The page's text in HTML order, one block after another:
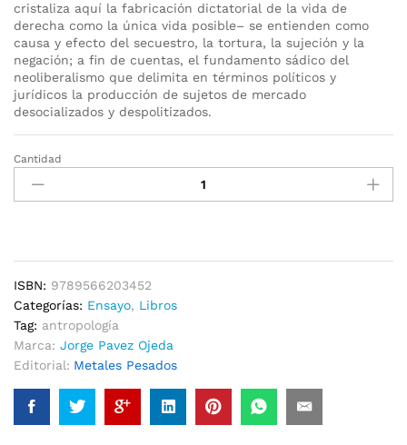
cristaliza aquí la fabricación dictatorial de la vida de
derecha como la única vida posible– se entienden como
causa y efecto del secuestro, la tortura, la sujeción y la
negación; a fin de cuentas, el fundamento sádico del
neoliberalismo que delimita en términos políticos y
jurídicos la producción de sujetos de mercado
desocializados y despolitizados.
Imbunches
la
fundamento
sádico
de
la
dominación
neoliberal
Cantidad
ISBN: 9789566203452
Categorías: Ensayo, Libros
Tag: antropología
Marca: Jorge Pavez Ojeda
Editorial: Metales Pesados